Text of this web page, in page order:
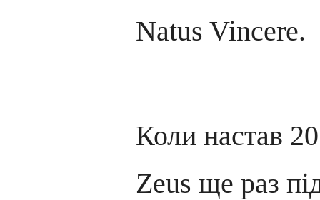
Natus Vincere.
Коли настав
Zeus ще раз